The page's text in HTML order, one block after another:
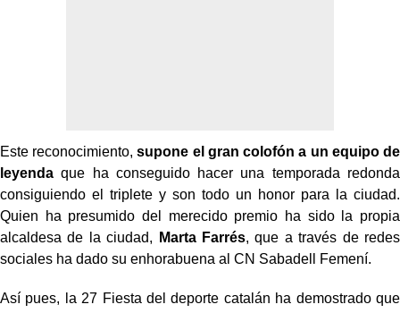
Este reconocimiento,supone el gran colofón a un equipo de
leyenda que ha conseguido hacer una temporada redonda
consiguiendo el triplete y son todo un honor para la ciudad.
Quien ha presumido del merecido premio ha sido la propia
alcaldesa de la ciudad,
Marta Farrés, que a través de redes
sociales ha dado su enhorabuena al CN Sabadell Femení.
Así pues, la 27 Fiesta del deporte catalán ha demostrado que